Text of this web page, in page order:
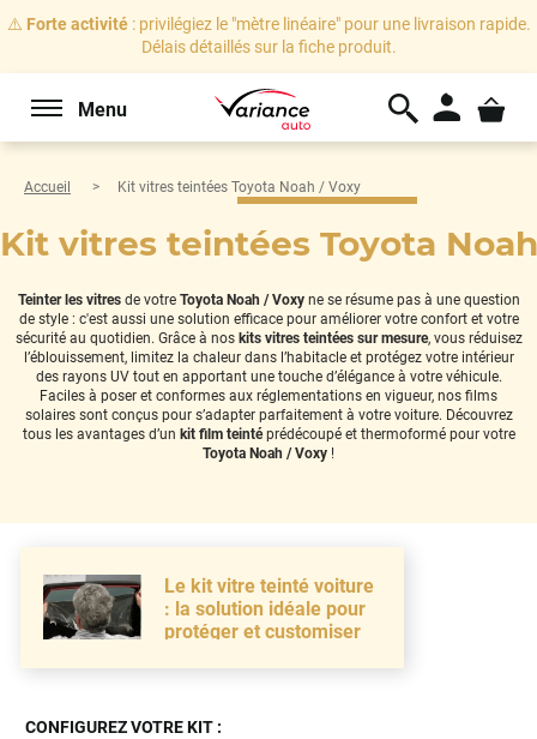
⚠️ Forte activité: privilégiez le "mètre linéaire" pour une livraison rapide.
Délais détaillés sur la fiche produit.
Menu
Accueil Kit vitres teintées Toyota Noah / Voxy
Kit vitres teintées Toyota
Teinter les vitresde votre Toyota Noah / Voxyne se résume pas à une question
de style : c'est aussi une solution efficace pour améliorer votre confort et votre
sécurité au quotidien. Grâce à nos kits vitres teintées sur mesure, vous réduisez
l’éblouissement, limitez la chaleur dans l’habitacle et protégez votre intérieur
des rayons UV tout en apportant une touche d’élégance à votre véhicule.
Faciles à poser et conformes aux réglementations en vigueur, nos films
solaires sont conçus pour s’adapter parfaitement à votre voiture. Découvrez
tous les avantages d’un kit film teintéprédécoupé et thermoformé pour votre
Toyota Noah / Voxy !
Le kit vitre teinté voiture
: la solution idéale pour
protéger et customiser
CONFIGUREZ VOTRE KIT :